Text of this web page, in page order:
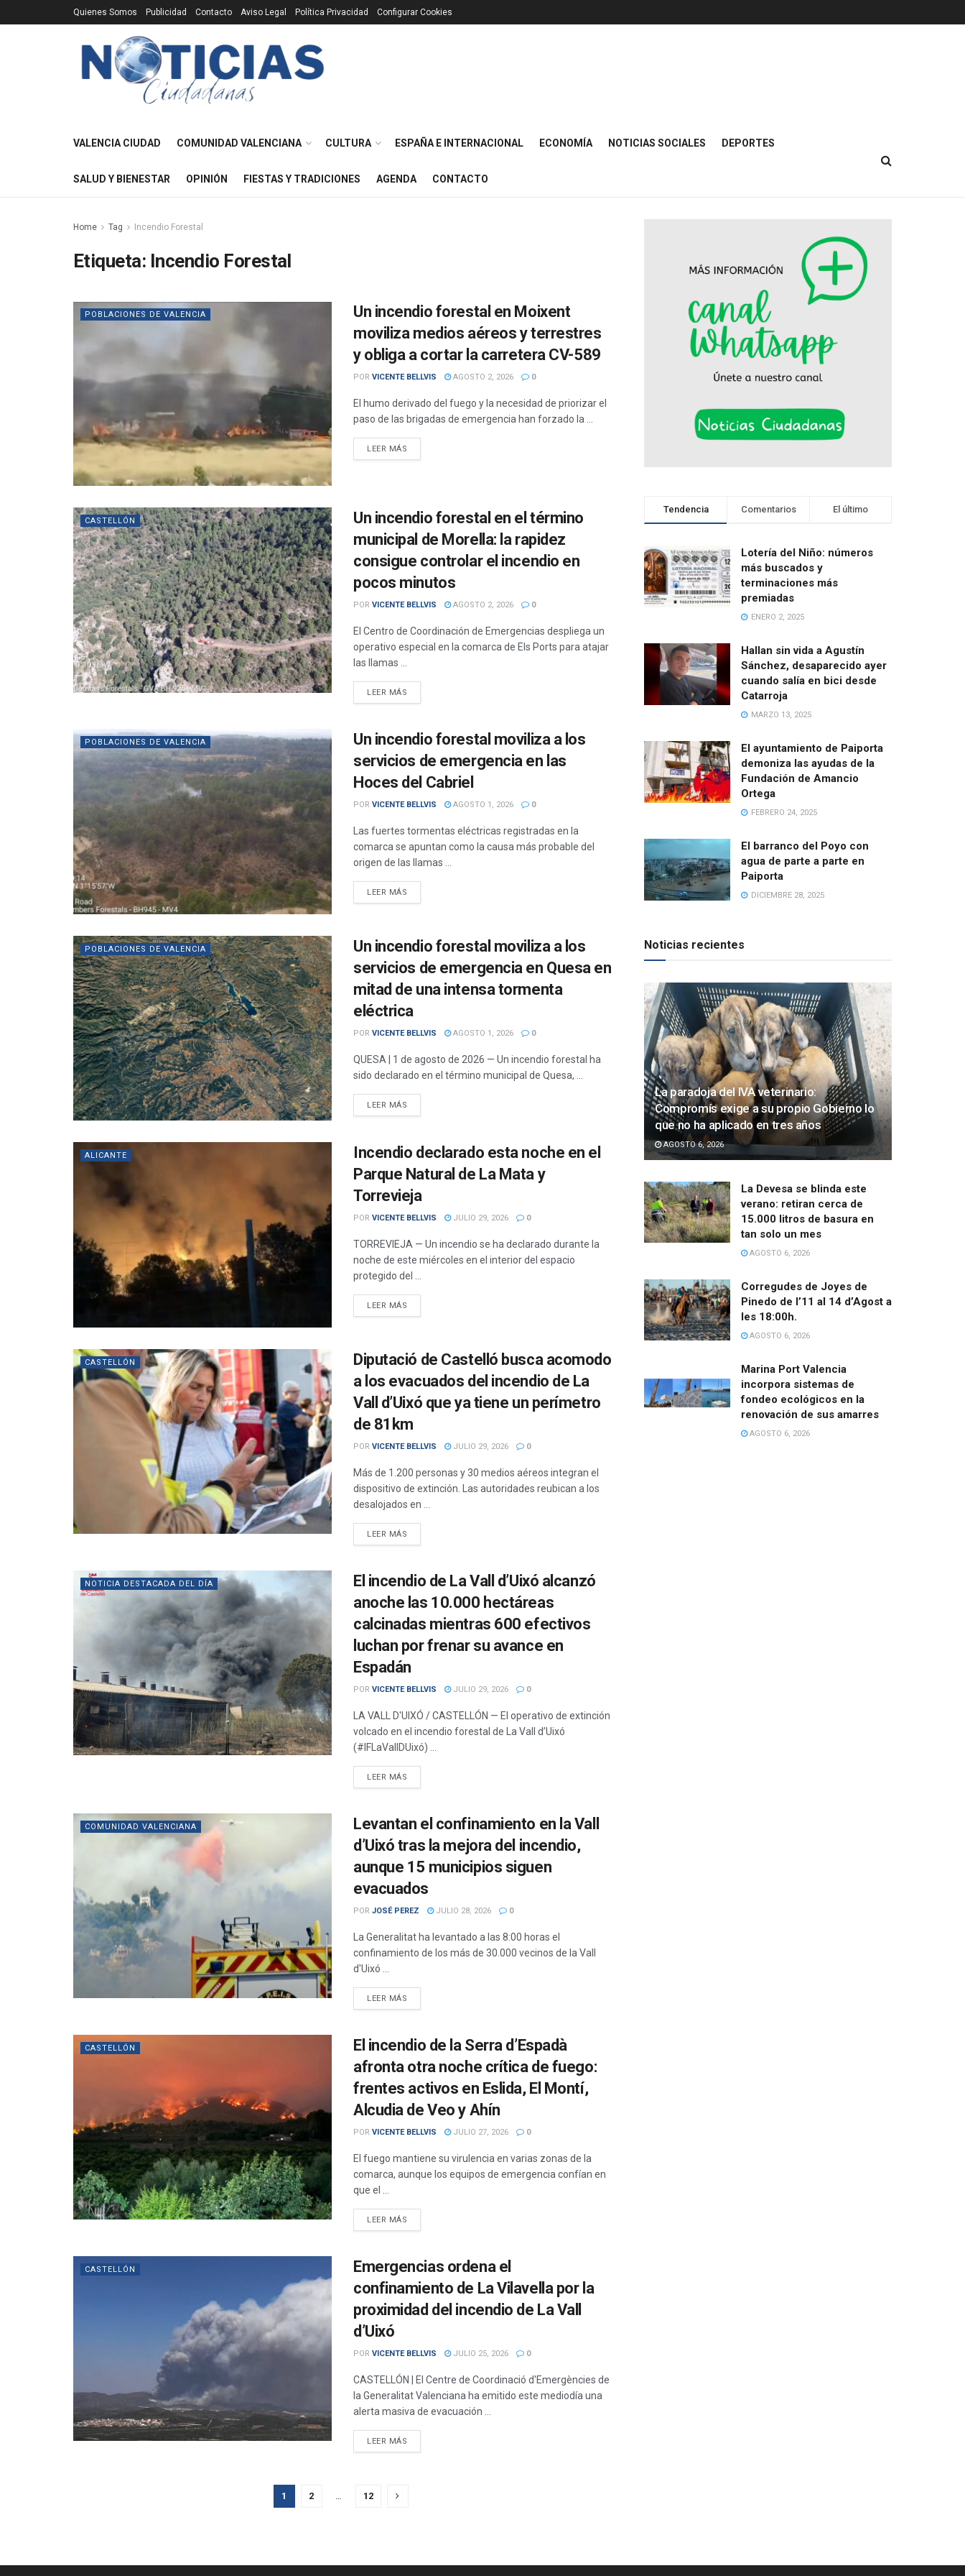
Quienes Somos Publicidad Contacto Aviso Legal Política Privacidad Configurar Cookies
VALENCIA CIUDAD COMUNIDAD VALENCIANA CULTURA ESPAÑA E INTERNACIONAL ECONOMÍA NOTICIAS SOCIALES DEPORTES
SALUD Y BIENESTAR OPINIÓN FIESTAS Y TRADICIONES AGENDA CONTACTO
Home Tag Incendio Forestal
Etiqueta: Incendio Forestal
POBLACIONES DE VALENCIA
Un incendio forestal en Moixent
moviliza medios aéreos y terrestres
y obliga a cortar la carretera CV-589
POR VICENTE BELLVIS AGOSTO 2, 2026 0
El humo derivado del fuego y la necesidad de priorizar el
paso de las brigadas de emergencia han forzado la ...
LEER MÁS
CASTELLÓN
Un incendio forestal en el término
municipal de Morella: la rapidez
consigue controlar el incendio en
pocos minutos
POR VICENTE BELLVIS AGOSTO 2, 2026 0
El Centro de Coordinación de Emergencias despliega un
operativo especial en la comarca de Els Ports para atajar
las llamas ...
LEER MÁS
POBLACIONES DE VALENCIA
Un incendio forestal moviliza a los
servicios de emergencia en las
Hoces del Cabriel
POR VICENTE BELLVIS AGOSTO 1, 2026 0
Las fuertes tormentas eléctricas registradas en la
comarca se apuntan como la causa más probable del
origen de las llamas ...
LEER MÁS
POBLACIONES DE VALENCIA
Un incendio forestal moviliza a los
servicios de emergencia en Quesa en
mitad de una intensa tormenta
eléctrica
POR VICENTE BELLVIS AGOSTO 1, 2026 0
QUESA | 1 de agosto de 2026 — Un incendio forestal ha
sido declarado en el término municipal de Quesa, ...
LEER MÁS
ALICANTE
Incendio declarado esta noche en el
Parque Natural de La Mata y
Torrevieja
POR VICENTE BELLVIS JULIO 29, 2026 0
TORREVIEJA — Un incendio se ha declarado durante la
noche de este miércoles en el interior del espacio
protegido del ...
LEER MÁS
CASTELLÓN
Diputació de Castelló busca acomodo
a los evacuados del incendio de La
Vall d’Uixó que ya tiene un perímetro
de 81km
POR VICENTE BELLVIS JULIO 29, 2026 0
Más de 1.200 personas y 30 medios aéreos integran el
dispositivo de extinción. Las autoridades reubican a los
desalojados en ...
LEER MÁS
NOTICIA DESTACADA DEL DÍA
El incendio de La Vall d’Uixó alcanzó
anoche las 10.000 hectáreas
calcinadas mientras 600 efectivos
luchan por frenar su avance en
Espadán
POR VICENTE BELLVIS JULIO 29, 2026 0
LA VALL D'UIXÓ / CASTELLÓN — El operativo de extinción
volcado en el incendio forestal de La Vall d’Uixó
(#IFLaVallDUixó) ...
LEER MÁS
COMUNIDAD VALENCIANA
Levantan el confinamiento en la Vall
d’Uixó tras la mejora del incendio,
aunque 15 municipios siguen
evacuados
POR JOSÉ PEREZ JULIO 28, 2026 0
La Generalitat ha levantado a las 8:00 horas el
confinamiento de los más de 30.000 vecinos de la Vall
d'Uixó ...
LEER MÁS
CASTELLÓN
El incendio de la Serra d’Espadà
afronta otra noche crítica de fuego:
frentes activos en Eslida, El Montí,
Alcudia de Veo y Ahín
POR VICENTE BELLVIS JULIO 27, 2026 0
El fuego mantiene su virulencia en varias zonas de la
comarca, aunque los equipos de emergencia confían en
que el ...
LEER MÁS
CASTELLÓN
Emergencias ordena el
confinamiento de La Vilavella por la
proximidad del incendio de La Vall
d’Uixó
POR VICENTE BELLVIS JULIO 25, 2026 0
CASTELLÓN | El Centre de Coordinació d'Emergències de
la Generalitat Valenciana ha emitido este mediodía una
alerta masiva de evacuación ...
LEER MÁS
1 2 12
Tendencia Comentarios El último
Lotería del Niño: números
más buscados y
terminaciones más
premiadas
ENERO 2, 2025
Hallan sin vida a Agustín
Sánchez, desaparecido ayer
cuando salía en bici desde
Catarroja
MARZO 13, 2025
El ayuntamiento de Paiporta
demoniza las ayudas de la
Fundación de Amancio
Ortega
FEBRERO 24, 2025
El barranco del Poyo con
agua de parte a parte en
Paiporta
DICIEMBRE 28, 2025
Noticias recientes
La paradoja del IVA veterinario:
Compromís exige a su propio Gobierno lo
que no ha aplicado en tres años
AGOSTO 6, 2026
La Devesa se blinda este
verano: retiran cerca de
15.000 litros de basura en
tan solo un mes
AGOSTO 6, 2026
Corregudes de Joyes de
Pinedo de l’11 al 14 d’Agost a
les 18:00h.
AGOSTO 6, 2026
Marina Port Valencia
incorpora sistemas de
fondeo ecológicos en la
renovación de sus amarres
AGOSTO 6, 2026